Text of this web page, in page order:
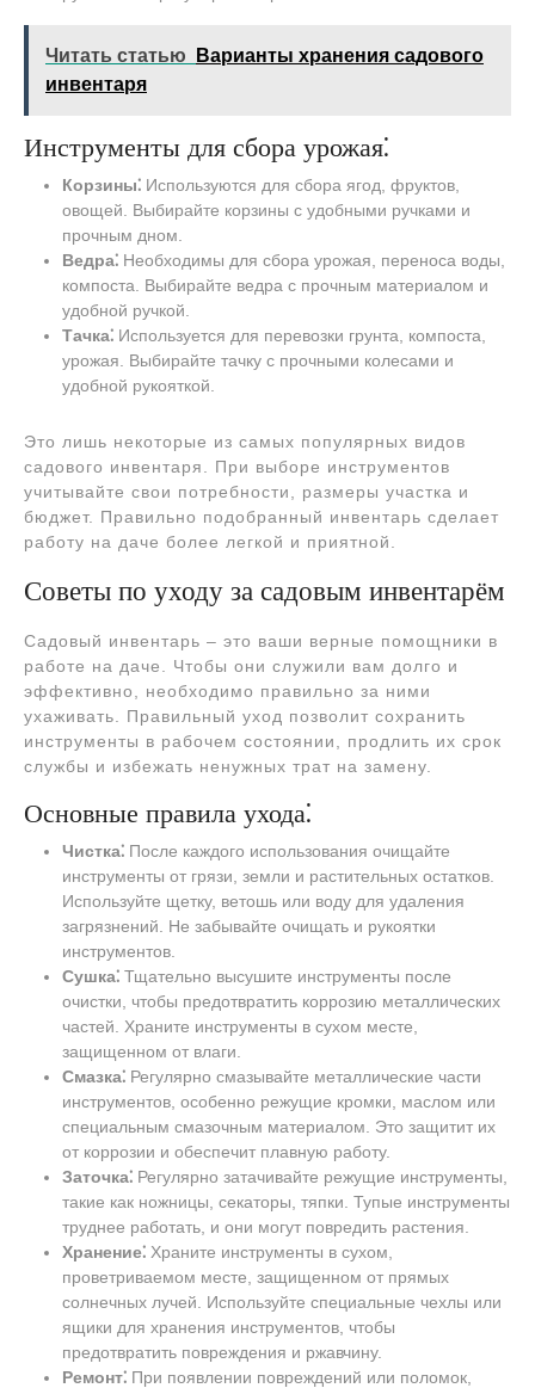
Читать статью
Варианты хранения садового
инвентаря
Инструменты для сбора урожая⁚
Корзины⁚ Используются для сбора ягод, фруктов,
овощей. Выбирайте корзины с удобными ручками и
прочным дном.
Ведра⁚ Необходимы для сбора урожая, переноса воды,
компоста. Выбирайте ведра с прочным материалом и
удобной ручкой.
Тачка⁚ Используется для перевозки грунта, компоста,
урожая. Выбирайте тачку с прочными колесами и
удобной рукояткой.
Это лишь некоторые из самых популярных видов
садового инвентаря. При выборе инструментов
учитывайте свои потребности, размеры участка и
бюджет. Правильно подобранный инвентарь сделает
работу на даче более легкой и приятной.
Советы по уходу за садовым инвентарём
Садовый инвентарь – это ваши верные помощники в
работе на даче. Чтобы они служили вам долго и
эффективно, необходимо правильно за ними
ухаживать. Правильный уход позволит сохранить
инструменты в рабочем состоянии, продлить их срок
службы и избежать ненужных трат на замену.
Основные правила ухода⁚
Чистка⁚ После каждого использования очищайте
инструменты от грязи, земли и растительных остатков.
Используйте щетку, ветошь или воду для удаления
загрязнений. Не забывайте очищать и рукоятки
инструментов.
Сушка⁚ Тщательно высушите инструменты после
очистки, чтобы предотвратить коррозию металлических
частей. Храните инструменты в сухом месте,
защищенном от влаги.
Смазка⁚ Регулярно смазывайте металлические части
инструментов, особенно режущие кромки, маслом или
специальным смазочным материалом. Это защитит их
от коррозии и обеспечит плавную работу.
Заточка⁚ Регулярно затачивайте режущие инструменты,
такие как ножницы, секаторы, тяпки. Тупые инструменты
труднее работать, и они могут повредить растения.
Хранение⁚ Храните инструменты в сухом,
проветриваемом месте, защищенном от прямых
солнечных лучей. Используйте специальные чехлы или
ящики для хранения инструментов, чтобы
предотвратить повреждения и ржавчину.
Ремонт⁚ При появлении повреждений или поломок,